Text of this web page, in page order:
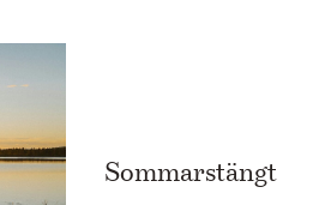
Sommarstängt